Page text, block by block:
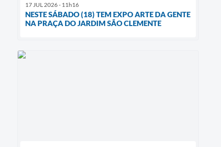
17 JUL 2026 - 11h16
NESTE SÁBADO (18) TEM EXPO ARTE DA GENTE
NA PRAÇA DO JARDIM SÃO CLEMENTE